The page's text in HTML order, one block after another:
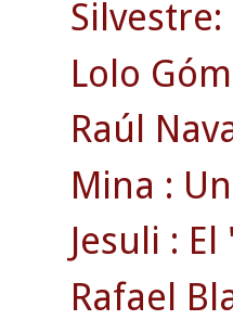
Lolo
Raúl
Mina :
Jesuli :
Rafael